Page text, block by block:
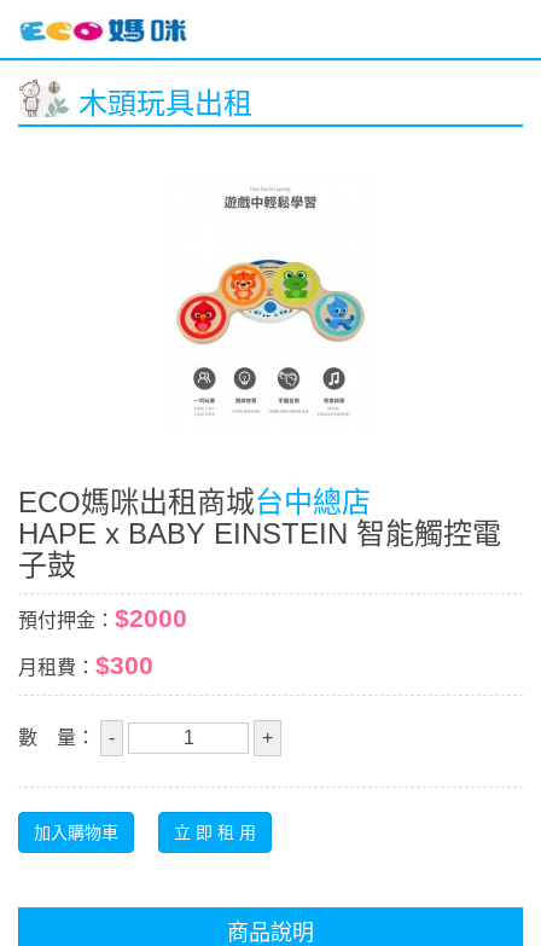
木頭玩具出租
ECO媽咪出租商城台中總店
HAPE x BABY EINSTEIN 智能觸控電
子鼓
預付押金： $2000
月租費： $300
數 量：
商品說明